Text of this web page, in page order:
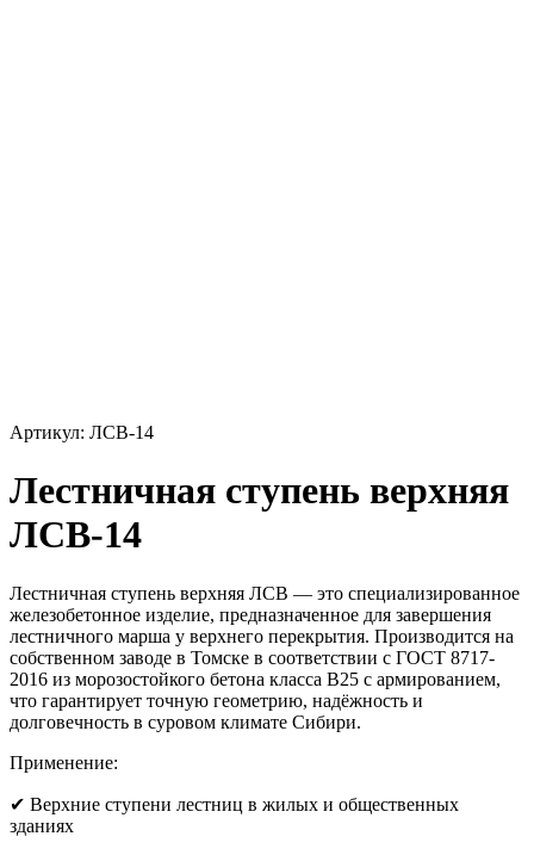
Артикул: ЛСВ-14
Лестничная ступень верхняя
ЛСВ-14
Лестничная ступень верхняя ЛСВ — это специализированное
железобетонное изделие, предназначенное для завершения
лестничного марша у верхнего перекрытия. Производится на
собственном заводе в Томске в соответствии с ГОСТ 8717-
2016 из морозостойкого бетона класса B25 с армированием,
что гарантирует точную геометрию, надёжность и
долговечность в суровом климате Сибири.
Применение:
✔ Верхние ступени лестниц в жилых и общественных
зданиях